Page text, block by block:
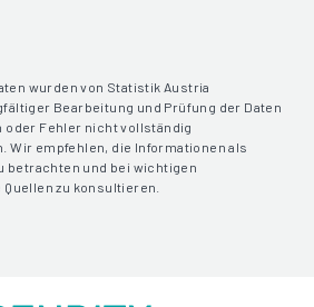
wurden von Statistik Austria
Bearbeitung und Prüfung der Daten
oder Fehler nicht vollständig
Wir empfehlen, die Informationen als
betrachten und bei wichtigen
zu konsultieren.